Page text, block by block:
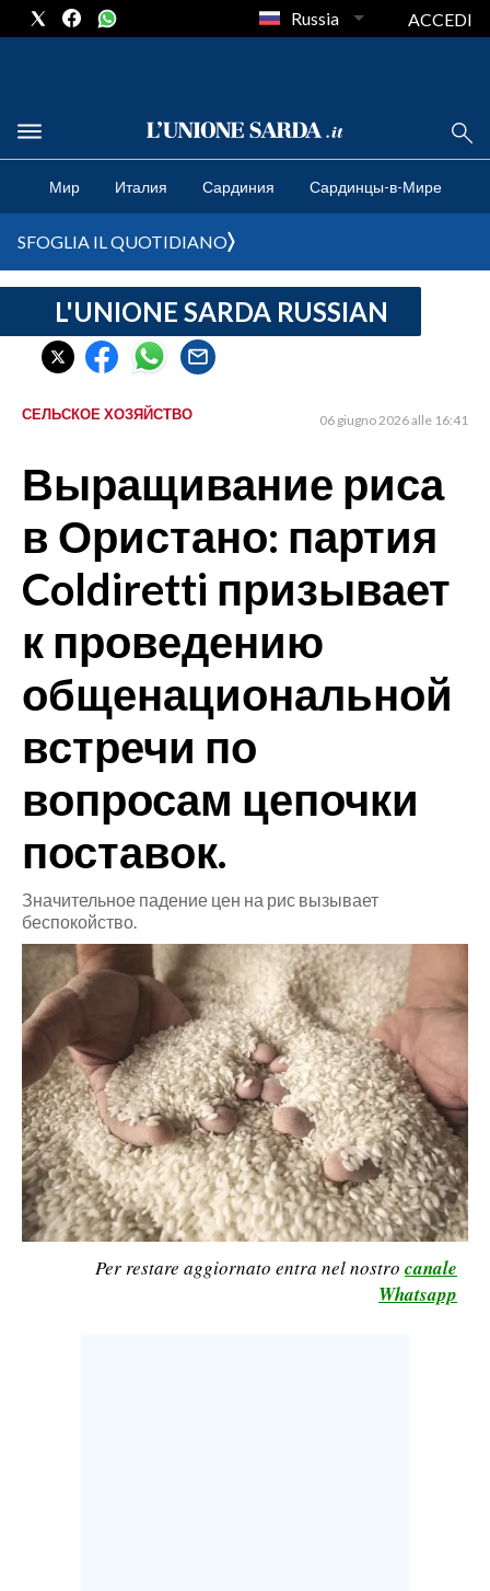
CRONACA SARDEGNA
CAGLIARI
SULCIS IGLESIENTE
MEDIO CAMPIDANO
ORISTANO E PROVINCIA
SASSARI E PROVINCIA
NUORO E PROVINCIA
AGENDA
CRONACA
ITALIA
MONDO
POLITICA
ECONOMIA
SERVIZI ALLE IMPRESE
LAVORO
RISULTATI E CLASSIFICHE
CALCIO
CALCIO REGIONALE
BASKET
VOLLEY
MOTORI
TENNIS
ALTRI SPORT
Russia ACCEDI
Мир Италия Сардиния Сардинцы-в-Мире
SFOGLIA IL QUOTIDIANO
L'UNIONE SARDA RUSSIAN
СЕЛЬСКОЕ ХОЗЯЙСТВО 06 giugno 2026 alle 16:41
Выращивание риса
в Ористано: партия
Coldiretti призывает
к проведению
общенациональной
встречи по
вопросам цепочки
поставок.
Значительное падение цен на рис вызывает
беспокойство.
Per restare aggiornato entra nel nostro canale
Whatsapp